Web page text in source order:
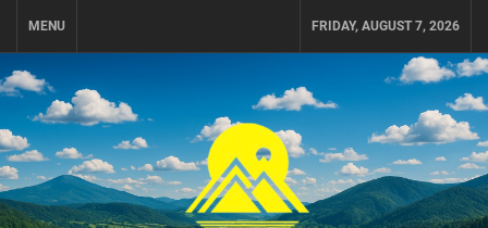
MENU FRIDAY, AUGUST 7, 2026